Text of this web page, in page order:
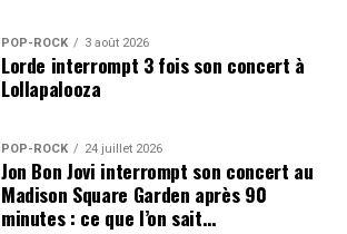
POP-ROCK 3 août 2026
Lorde interrompt 3 fois son concert à
Lollapalooza
POP-ROCK 24 juillet 2026
Jon Bon Jovi interrompt son concert au
Madison Square Garden après 90
minutes : ce que l’on sait…